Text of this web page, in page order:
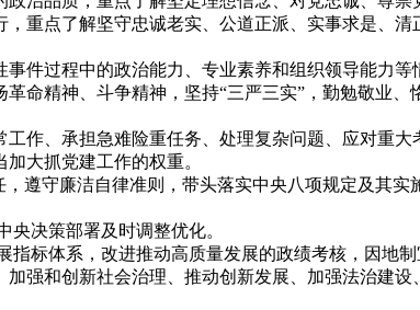
重点了解坚守忠诚老实、公道正派、实事求是、
过程中的政治能力、专业素养和组织领导能力等
精神、斗争精神，坚持“三严三实”，勤勉敬业、
、承担急难险重任务、处理复杂问题、应对重大
大抓党建工作的权重。
守廉洁自律准则，带头落实中央八项规定及其实
决策部署及时调整优化。
体系，改进推动高质量发展的政绩考核，因地
强和创新社会治理、推动创新发展、加强法治建